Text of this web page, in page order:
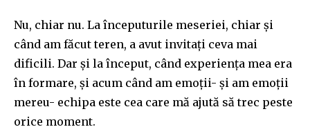
Nu, chiar nu. La începuturile meseriei, chiar și
când am făcut teren, a avut invitați ceva mai
dificili. Dar și la început, când experiența mea era
în formare, și acum când am emoții- și am emoții
mereu- echipa este cea care mă ajută să trec peste
orice moment.